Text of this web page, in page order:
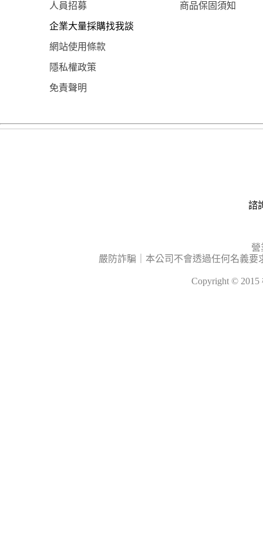
人員招募 商品保固須知
企業大量採購找我談
網站使用條款
隱私權政策
免責聲明
諮
營
嚴防詐騙｜本公司不會透過任何名義
Copyright ©